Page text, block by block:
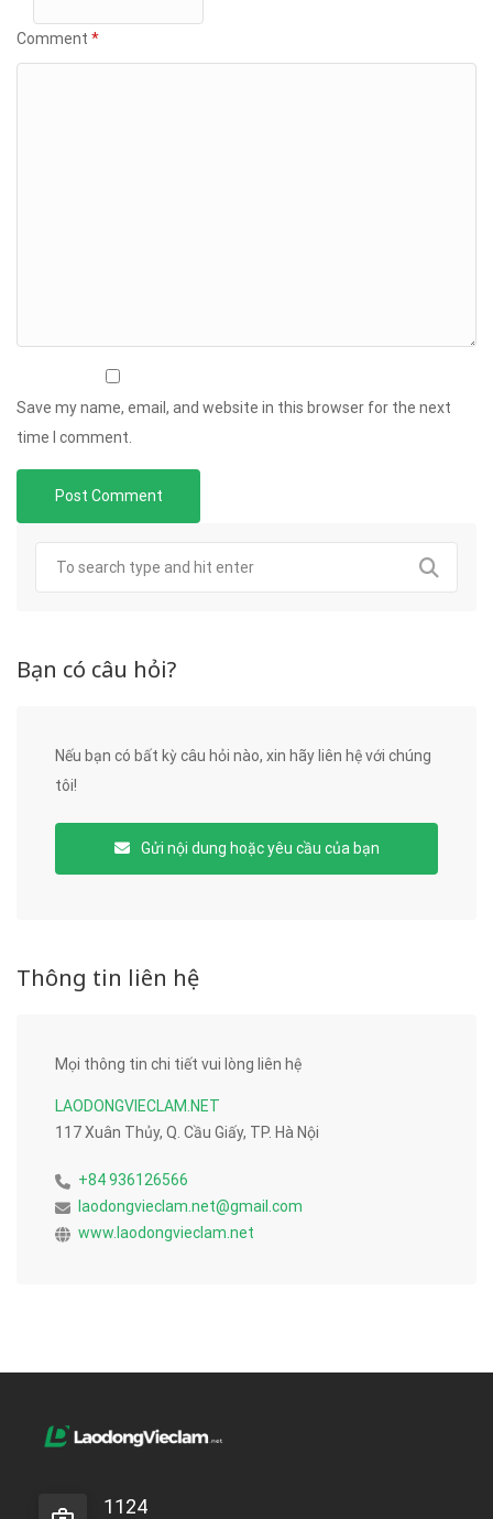
Comment *
Save my name, email, and website in this browser for the next
time I comment.
Bạn có câu hỏi?
Nếu bạn có bất kỳ câu hỏi nào, xin hãy liên hệ với chúng
tôi!
Gửi nội dung hoặc yêu cầu của bạn
Thông tin liên hệ
Mọi thông tin chi tiết vui lòng liên hệ
LAODONGVIECLAM.NET
117 Xuân Thủy, Q. Cầu Giấy, TP. Hà Nội
+84 936126566
laodongvieclam.net@gmail.com
www.laodongvieclam.net
1124